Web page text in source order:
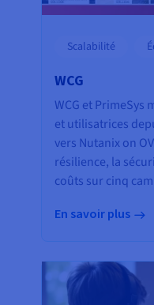
Scalabilité
WCG
WCG et PrimeSys
et utilisatrices
vers Nutanix on
résilience, la
coûts sur cinq
En savoir plus